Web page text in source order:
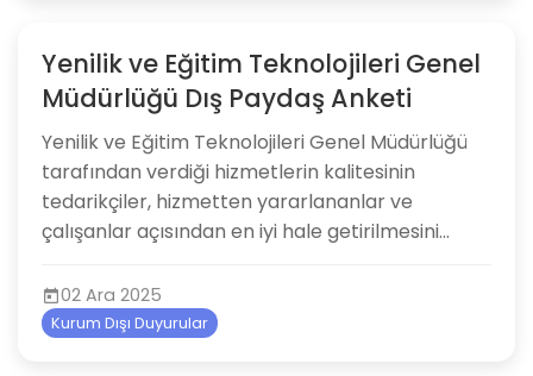
Yenilik ve Eğitim Teknolojileri Genel
Müdürlüğü Dış Paydaş Anketi
Yenilik ve Eğitim Teknolojileri Genel Müdürlüğü
tarafından verdiği hizmetlerin kalitesinin
tedarikçiler, hizmetten yararlananlar ve
çalışanlar açısından en iyi hale getirilmesini...
02 Ara 2025
Kurum Dışı Duyurular